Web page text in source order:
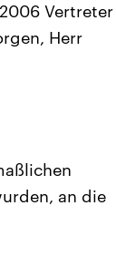
Vertreter
Herr
an die